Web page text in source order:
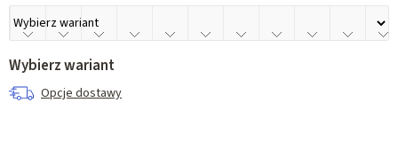
Wybierz wariant
Opcje dostawy